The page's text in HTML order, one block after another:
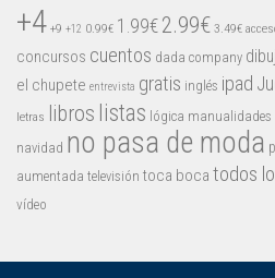
+4 +9 +12 0.99€ 1.99€ 2.99€ 3.49€
concursos cuentos dada company
el chupete entrevista gratis inglés ipad
letras libros listas lógica manualidades
navidad no pasa de moda
aumentada televisión toca boca todos
vídeo